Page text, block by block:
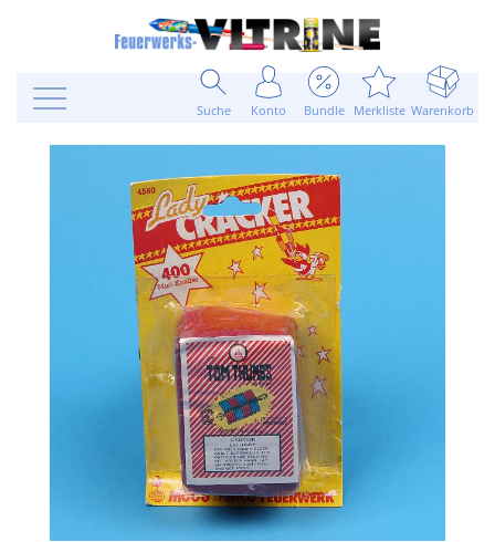
Suche Konto Bundle Merkliste Warenkorb